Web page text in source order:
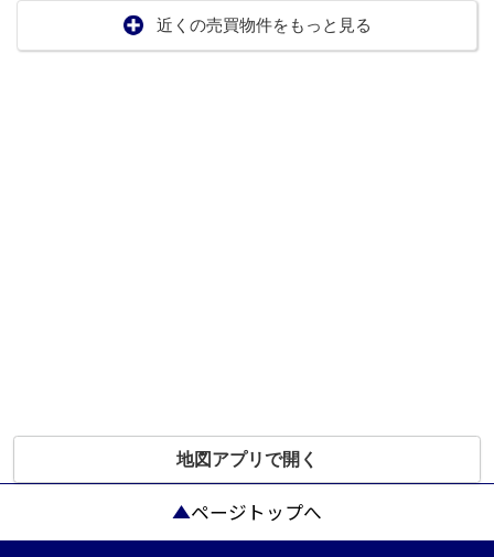
近くの売買物件をもっと見る
地図アプリで開く
ページトップへ